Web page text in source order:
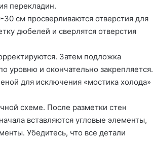
перекладин.
см просверливаются отверстия для
дюбелей и сверлятся отверстия
Затем подложка
уровню и окончательно закрепляется.
для исключения «мостика холода»
схеме. После разметки стен
вставляются угловые элементы,
Убедитесь, что все детали